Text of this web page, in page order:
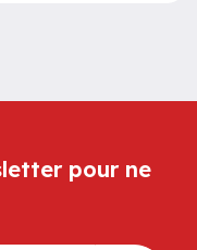
pour ne